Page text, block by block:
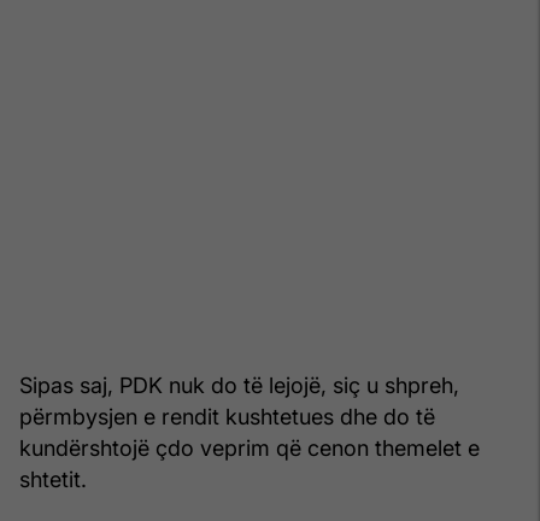
Sipas saj, PDK nuk do të lejojë, siç u shpreh,
përmbysjen e rendit kushtetues dhe do të
kundërshtojë çdo veprim që cenon themelet e
shtetit.